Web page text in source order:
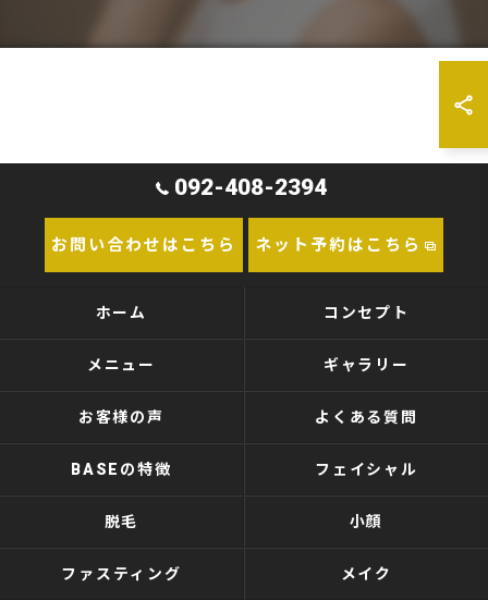
092-408-2394
お問い合わせはこちら ネット予約はこちら
ホーム コンセプト
メニュー ギャラリー
お客様の声 よくある質問
BASEの特徴 フェイシャル
脱毛 小顔
ファスティング メイク